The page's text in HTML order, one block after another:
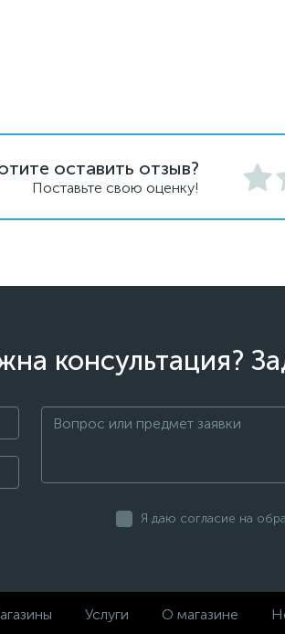
оставить отзыв?
Поставьте свою оценку!
консультация?
Я даю согласие на
Услуги О магазине